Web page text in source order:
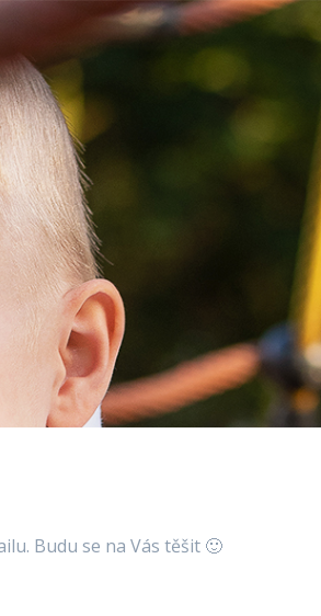
Budu se na Vás těšit 🙂